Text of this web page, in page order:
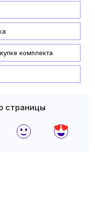
комплекта
страницы